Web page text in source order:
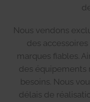
Nous vendons
des
marques fiables.
des équipements
besoins. Nous
délais de